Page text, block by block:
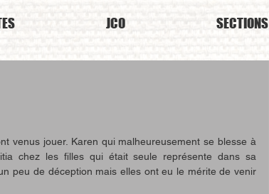
JCO SECTIONS
venus jouer. Karen qui malheureusement se blesse à
chez les filles qui était seule représente dans sa
peu de déception mais elles ont eu le mérite de venir